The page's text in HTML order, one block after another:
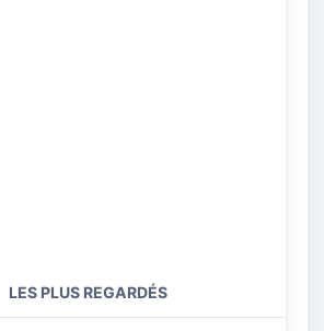
LES PLUS REGARDÉS